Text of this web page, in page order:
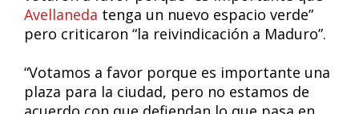
Avellaneda tenga un nuevo espacio verde”
pero criticaron “la reivindicación a Maduro”.
“Votamos a favor porque es importante una
plaza para la ciudad, pero no estamos de